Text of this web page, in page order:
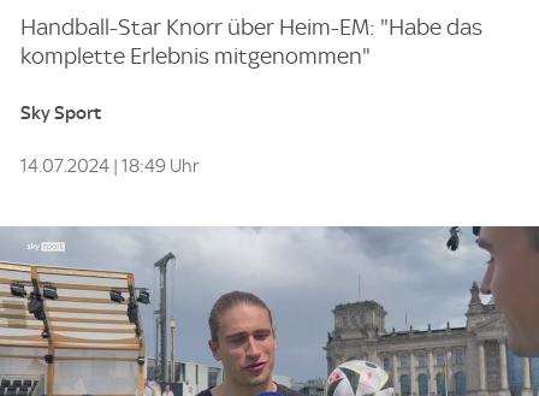
Handball-Star Knorr über Heim-EM: "Habe das
komplette Erlebnis mitgenommen"
Sky Sport
14.07.2024 | 18:49 Uhr